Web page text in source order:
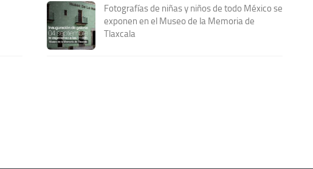
Fotografías de niñas y niños de todo México se
exponen en el Museo de la Memoria de
Tlaxcala